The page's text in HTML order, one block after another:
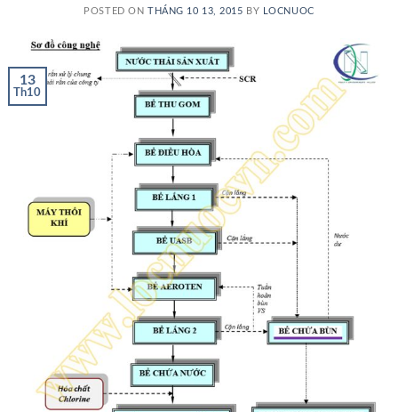
POSTED ON THÁNG 10 13, 2015 BY LOCNUOC
13
Th10